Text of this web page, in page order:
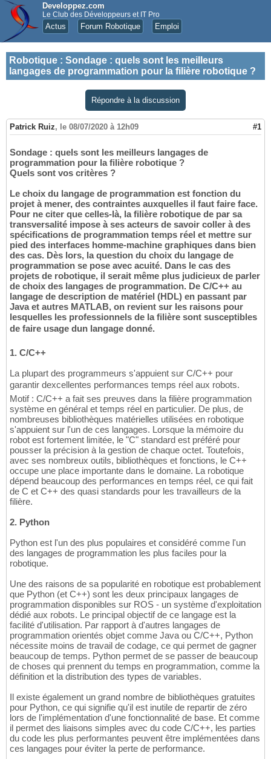
Developpez.com
Le Club des Développeurs et IT Pro
Actus Forum Robotique Emploi
Robotique : Sondage : quels sont les meilleurs
langages de programmation pour la filière robotique ?
Répondre à la discussion
Patrick Ruiz, le 08/07/2020 à 12h09 #1
Sondage : quels sont les meilleurs langages de
programmation pour la filière robotique ?
Quels sont vos critères ?
Le choix du langage de programmation est fonction du
projet à mener, des contraintes auxquelles il faut faire face.
Pour ne citer que celles-là, la filière robotique de par sa
transversalité impose à ses acteurs de savoir coller à des
spécifications de programmation temps réel et mettre sur
pied des interfaces homme-machine graphiques dans bien
des cas. Dès lors, la question du choix du langage de
programmation se pose avec acuité. Dans le cas des
projets de robotique, il serait même plus judicieux de parler
de choix des langages de programmation. De C/C++ au
langage de description de matériel (HDL) en passant par
Java et autres MATLAB, on revient sur les raisons pour
lesquelles les professionnels de la filière sont susceptibles
de faire usage dun langage donné.
1. C/C++
La plupart des programmeurs s'appuient sur C/C++ pour
garantir dexcellentes performances temps réel aux robots.
Motif : C/C++ a fait ses preuves dans la filière programmation
système en général et temps réel en particulier. De plus, de
nombreuses bibliothèques matérielles utilisées en robotique
s'appuient sur l'un de ces langages. Lorsque la mémoire du
robot est fortement limitée, le "C" standard est préféré pour
pousser la précision à la gestion de chaque octet. Toutefois,
avec ses nombreux outils, bibliothèques et fonctions, le C++
occupe une place importante dans le domaine. La robotique
dépend beaucoup des performances en temps réel, ce qui fait
de C et C++ des quasi standards pour les travailleurs de la
filière.
2. Python
Python est l'un des plus populaires et considéré comme l'un
des langages de programmation les plus faciles pour la
robotique.
Une des raisons de sa popularité en robotique est probablement
que Python (et C++) sont les deux principaux langages de
programmation disponibles sur ROS - un système d'exploitation
dédié aux robots. Le principal objectif de ce langage est la
facilité d'utilisation. Par rapport à d'autres langages de
programmation orientés objet comme Java ou C/C++, Python
nécessite moins de travail de codage, ce qui permet de gagner
beaucoup de temps. Python permet de se passer de beaucoup
de choses qui prennent du temps en programmation, comme la
définition et la distribution des types de variables.
Il existe également un grand nombre de bibliothèques gratuites
pour Python, ce qui signifie qu'il est inutile de repartir de zéro
lors de l'implémentation d'une fonctionnalité de base. Et comme
il permet des liaisons simples avec du code C/C++, les parties
du code les plus performantes peuvent être implémentées dans
ces langages pour éviter la perte de performance.